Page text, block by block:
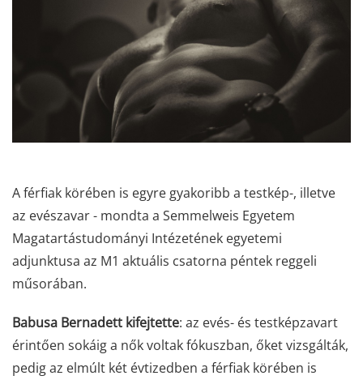
A férfiak körében is egyre gyakoribb a testkép-, illetve
az evészavar - mondta a Semmelweis Egyetem
Magatartástudományi Intézetének egyetemi
adjunktusa az M1 aktuális csatorna péntek reggeli
műsorában.
Babusa Bernadett kifejtette: az evés- és testképzavart
érintően sokáig a nők voltak fókuszban, őket vizsgálták,
pedig az elmúlt két évtizedben a férfiak körében is